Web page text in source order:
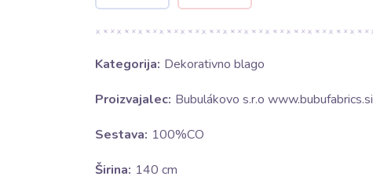
Kategorija: Dekorativno blago
Proizvajalec: Bubulákovo s.r.o www.bubufabrics.si
Sestava: 100%CO
Širina: 140 cm